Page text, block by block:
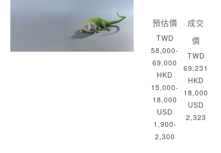
預估價
TWD
58,000-
69,000
HKD
15,000-
18,000
USD
1,900-
2,300
成交
價
TWD
69,231
HKD
18,000
USD
2,323